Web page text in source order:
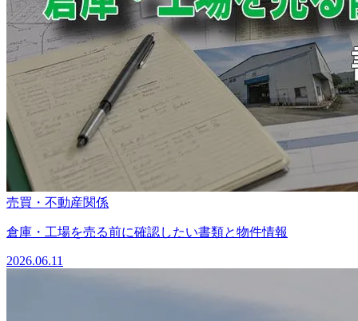
売買・不動産関係
倉庫・工場を売る前に確認したい書類と物件情報
2026.06.11